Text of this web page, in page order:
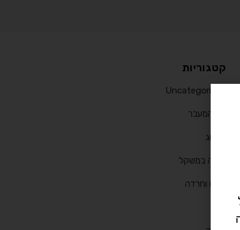
קטגוריות
Uncategorized
גיל המעבר
הבלוג
ירידה במשקל
מתח וחרדה